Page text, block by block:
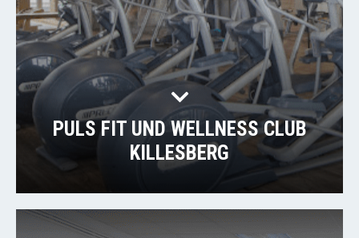
PULS FIT UND WELLNESS CLUB
KILLESBERG